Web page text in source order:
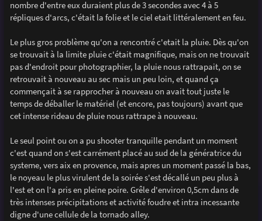
nombre d'entre eux duraient plus de 3 secondes avec 4 à 5
répliques d'arcs, c'était la folie et le ciel etait littéralement en feu.
Le plus gros problème qu'on a rencontré c'etait la pluie. Dès qu'on
se trouvait à la limite pluie c'était magnifique, mais on ne trouvait
pas d'endroit pour photographier, la pluie nous rattrapait, on se
retrouvait à nouveau au sec mais un peu loin, et quand ça
commençait à se rapprocher à nouveau on avait tout juste le
temps de déballer le matériel (et encore, pas toujours) avant que
cet intense rideau de pluie nous rattrape à nouveau.
Le seul point ou on a pu shooter tranquille pendant un moment
c'est quand on s'est carrément placé au sud de la génératrice du
systeme, vers aix en provence, mais apres un moment passé la bas,
le noyeau le plus virulent de la soirée s'est décallé un peu plus à
l'est et on l'a pris en pleine poire. Grêle d'environ 0,5cm dans de
très intenses précipitations et activité foudre et intra incessante
digne d'une cellule de la tornado alley.